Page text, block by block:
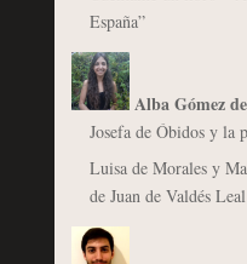
España”
Alba Gómez
Josefa de Óbidos y la
Luisa de Morales y
de Juan de Valdés Leal